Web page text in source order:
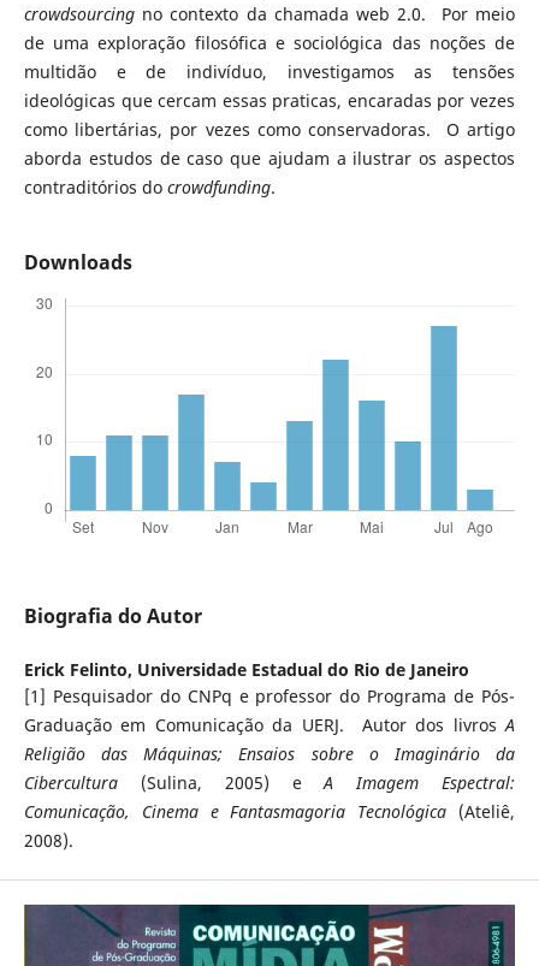
crowdsourcingno contexto da chamada web 2.0. Por meio
de uma exploração filosófica e sociológica das noções de
multidão e de indivíduo, investigamos as tensões
ideológicas que cercam essas praticas, encaradas por vezes
como libertárias, por vezes como conservadoras. O artigo
aborda estudos de caso que ajudam a ilustrar os aspectos
contraditórios do crowdfunding.
Downloads
Biografia do Autor
Erick Felinto, Universidade Estadual do Rio de Janeiro
[1] Pesquisador do CNPq e professor do Programa de Pós-
Graduação em Comunicação da UERJ. Autor dos livrosA
Religião das Máquinas; Ensaios sobre o Imaginário da
Cibercultura(Sulina, 2005) eA Imagem Espectral:
Comunicação, Cinema e Fantasmagoria Tecnológica (Ateliê,
2008).